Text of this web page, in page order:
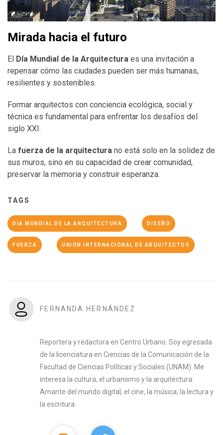
Mirada hacia el futuro
El Día Mundial de la Arquitectura es una invitación a
repensar cómo las ciudades pueden ser más humanas,
resilientes y sostenibles.
Formar arquitectos con conciencia ecológica, social y
técnica es fundamental para enfrentar los desafíos del
siglo XXI.
La fuerza de la arquitectura no está solo en la solidez de
sus muros, sino en su capacidad de crear comunidad,
preservar la memoria y construir esperanza.
TAGS
DÍA MUNDIAL DE LA ARQUITECTURA DISEÑO
FUERZA UNIÓN INTERNACIONAL DE ARQUITECTOS
FERNANDA HERNÁNDEZ
Reportera y redactora en Centro Urbano. Soy egresada
de la licenciatura en Ciencias de la Comunicación de la
Facultad de Ciencias Políticas y Sociales (UNAM). Me
interesa la cultura, el urbanismo y la arquitectura.
Amante del mundo digital, el cine, la música, la lectura y
la escritura.